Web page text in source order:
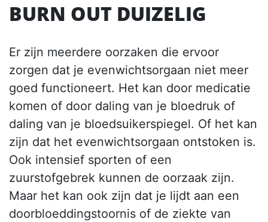
BURN OUT DUIZELIG
Er zijn meerdere oorzaken die ervoor
zorgen dat je evenwichtsorgaan niet meer
goed functioneert. Het kan door medicatie
komen of door daling van je bloedruk of
daling van je bloedsuikerspiegel. Of het kan
zijn dat het evenwichtsorgaan ontstoken is.
Ook intensief sporten of een
zuurstofgebrek kunnen de oorzaak zijn.
Maar het kan ook zijn dat je lijdt aan een
doorbloeddingstoornis of de ziekte van